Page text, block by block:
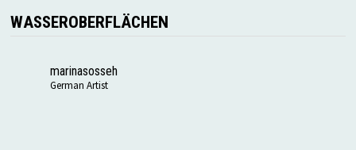
WASSEROBERFLÄCHEN
marinasosseh
German Artist